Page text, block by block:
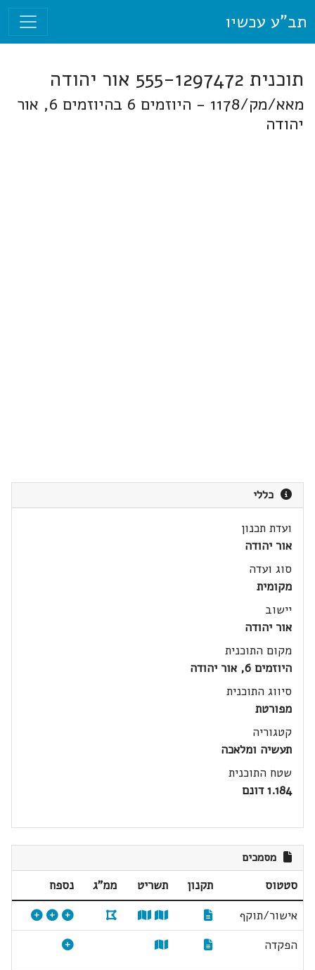
תב"ע עכשיו
תוכנית 555-1297472 אור יהודה
מאא/מק/1178 - היוזמים 6 בהיוזמים 6, אור
יהודה
כללי
ועדת תכנון
אור יהודה
סוג ועדה
מקומית
יישוב
אור יהודה
מקום התוכנית
היוזמים 6, אור יהודה
סיווג התוכנית
מפורטת
קטגוריה
תעשיה ומלאכה
שטח התוכנית
1.184 דונם
מסמכים
סטטוס תקנון תשריט ממ"ג
נספח
אישור/תוקף
הפקדה